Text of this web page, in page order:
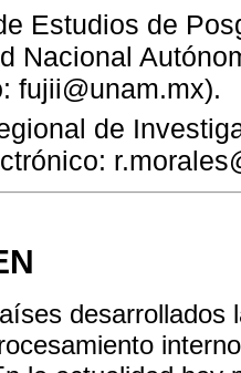
Estudios de
Nacional
fujii@unam.mx).
de
desarrollados